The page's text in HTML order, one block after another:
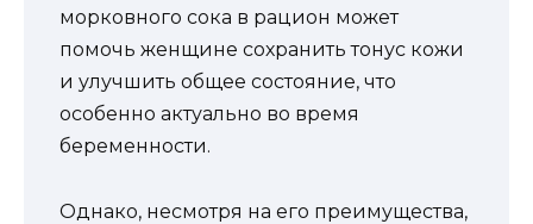
морковного сока в рацион может
помочь женщине сохранить тонус кожи
и улучшить общее состояние, что
особенно актуально во время
беременности.
Однако, несмотря на его преимущества,